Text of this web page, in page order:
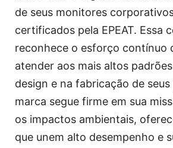
de seus monitores
certificados pela EPEAT. Essa
reconhece o esforço contínuo
atender aos mais altos
design e na fabricação de
marca segue firme em sua
os impactos ambientais,
que unem alto desempenho e